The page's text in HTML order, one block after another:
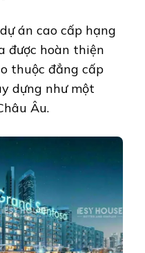
án cao cấp hạng
được hoàn thiện
thuộc đẳng cấp
dựng như một
Âu.